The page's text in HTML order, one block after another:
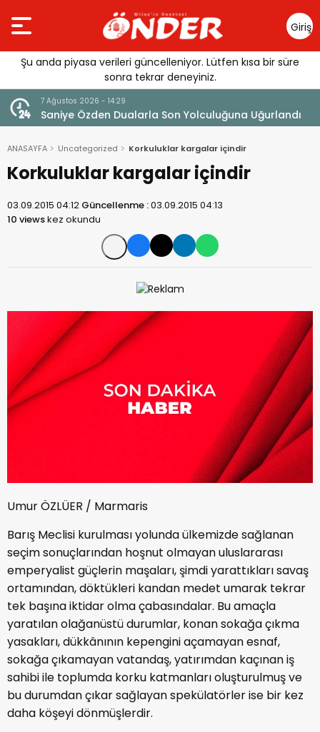
Giriş
Yap
Şu anda piyasa verileri güncelleniyor. Lütfen kısa bir süre
sonra tekrar deneyiniz.
Uğurlandı
7 Ağustos 2026 - 14:14
Tercih Döneminde Barınma Telaşı
ANASAYFA Uncategorized Korkuluklar kargalar içindir
Korkuluklar kargalar içindir
03.09.2015 04:12 Güncellenme :03.09.2015 04:13
10 viewskez okundu
Umur ÖZLÜER / Marmaris
Barış Meclisi kurulması yolunda ülkemizde sağlanan
seçim sonuçlarından hoşnut olmayan uluslararası
emperyalist güçlerin maşaları, şimdi yarattıkları savaş
ortamından, döktükleri kandan medet umarak tekrar
tek başına iktidar olma çabasındalar. Bu amaçla
yaratılan olağanüstü durumlar, konan sokağa çıkma
yasakları, dükkânının kepengini açamayan esnaf,
sokağa çıkamayan vatandaş, yatırımdan kaçınan iş
sahibi ile toplumda korku katmanları oluşturulmuş ve
bu durumdan çıkar sağlayan spekülatörler ise bir kez
daha köşeyi dönmüşlerdir.